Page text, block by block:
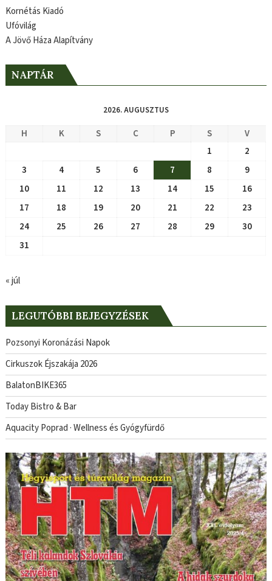
Kornétás Kiadó
Ufóvilág
A Jövő Háza Alapítvány
NAPTÁR
2026. AUGUSZTUS
H K S C P S
V
1
2
3
4 5 6 7 8
9
10
11 12 13 14 15
16
17
18 19 20 21 22
23
24
25 26 27 28 29
30
31
« júl
LEGUTÓBBI BEJEGYZÉSEK
Pozsonyi Koronázási Napok
Cirkuszok Éjszakája 2026
BalatonBIKE365
Today Bistro & Bar
Aquacity Poprad · Wellness és Gyógyfürdő